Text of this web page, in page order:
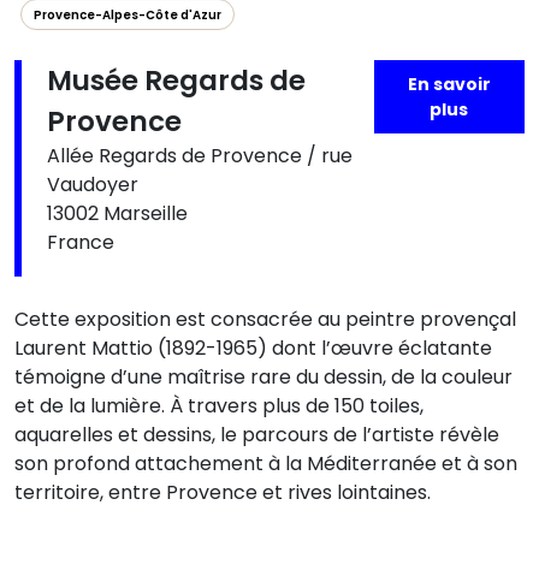
Provence-Alpes-Côte d'Azur
Musée Regards de
Provence
Allée Regards de Provence / rue
Vaudoyer
13002 Marseille
France
En savoir
plus
Cette exposition est consacrée au peintre provençal
Laurent Mattio (1892-1965) dont l’œuvre éclatante
témoigne d’une maîtrise rare du dessin, de la couleur
et de la lumière. À travers plus de 150 toiles,
aquarelles et dessins, le parcours de l’artiste révèle
son profond attachement à la Méditerranée et à son
territoire, entre Provence et rives lointaines.